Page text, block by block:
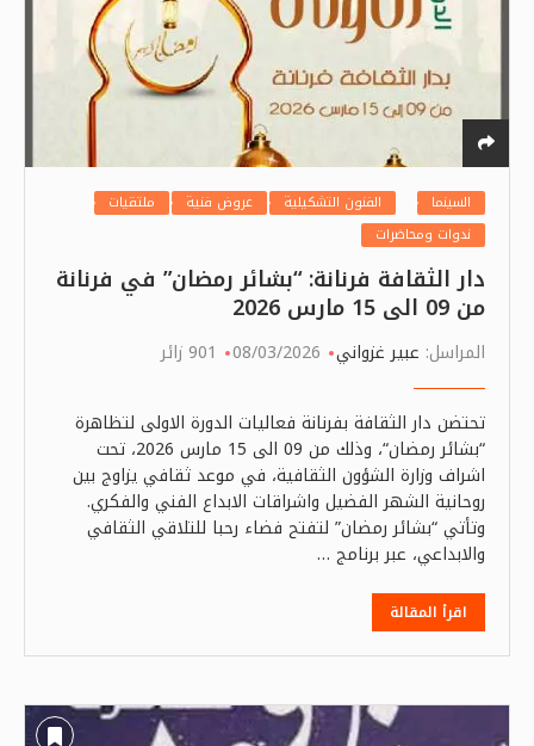
السينما الفنون التشكيلية عروض فنية
ملتقيات
ندوات ومحاضرات
دار الثقافة فرنانة: “بشائر رمضان” في فرنانة
من 09 الى 15 مارس 2026
المراسل: عبير غزواني 08/03/2026 901 زائر
تحتضن دار الثقافة بفرنانة فعاليات الدورة الاولى لتظاهرة
“بشائر رمضان“، وذلك من 09 الى 15 مارس 2026، تحت
اشراف وزارة الشؤون الثقافية، في موعد ثقافي يزاوج بين
روحانية الشهر الفضيل واشراقات الابداع الفني والفكري.
وتأتي “بشائر رمضان” لتفتح فضاء رحبا للتلاقي الثقافي
والابداعي، عبر برنامج …
اقرأ المقالة